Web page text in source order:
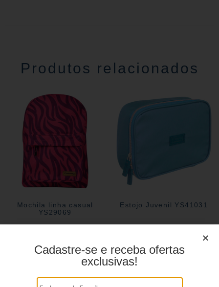
Produtos relacionados
Mochila linha casual
YS29069
Estojo Juvenil YS41031
Estojo Juvenil YS27101
Cadastre-se e receba ofertas
exclusivas!